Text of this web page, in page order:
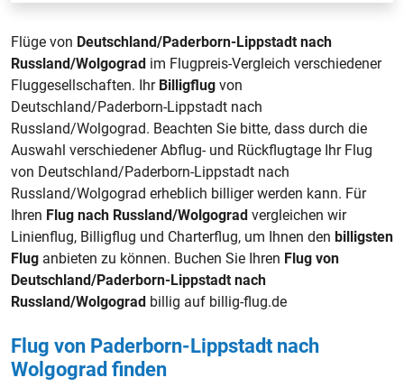
Flüge von Deutschland/Paderborn-Lippstadt nach
Russland/Wolgograd im Flugpreis-Vergleich verschiedener
Fluggesellschaften. Ihr Billigflug von
Deutschland/Paderborn-Lippstadt nach
Russland/Wolgograd. Beachten Sie bitte, dass durch die
Auswahl verschiedener Abflug- und Rückflugtage Ihr Flug
von Deutschland/Paderborn-Lippstadt nach
Russland/Wolgograd erheblich billiger werden kann. Für
Ihren Flug nach Russland/Wolgograd vergleichen wir
Linienflug, Billigflug und Charterflug, um Ihnen den billigsten
Flug anbieten zu können. Buchen Sie Ihren Flug von
Deutschland/Paderborn-Lippstadt nach
Russland/Wolgograd billig auf billig-flug.de
Flug von Paderborn-Lippstadt nach
Wolgograd finden